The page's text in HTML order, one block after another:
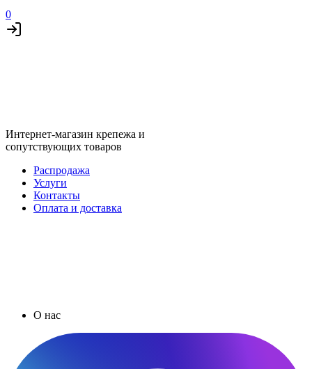
0
Интернет-магазин крепежа и
сопутствующих товаров
Распродажа
Услуги
Контакты
Оплата и доставка
О нас